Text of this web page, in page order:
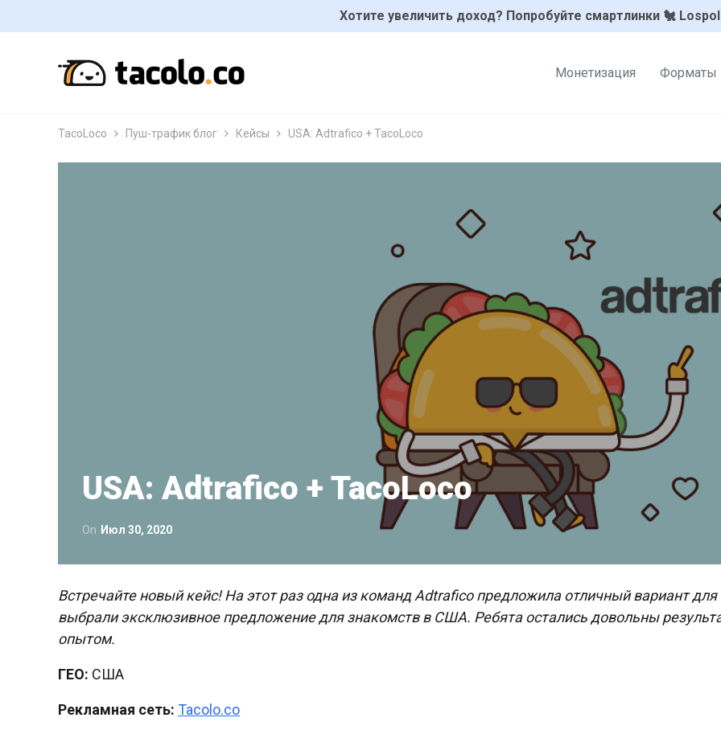
Хотите увеличить доход? Попробуйте смартлинки 🐔
Монетизация Форматы
TacoLoco Пуш-трафик блог Кейсы USA: Adtrafico + TacoLoco
USA: Adtrafico + TacoLoco
On Июл 30, 2020
Встречайте новый кейс! На этот раз одна из команд Adtrafico предложила отличный вариант
выбрали эксклюзивное предложение для знакомств в США. Ребята остались довольны
опытом.
ГЕО: США
Рекламная сеть: Tacolo.co